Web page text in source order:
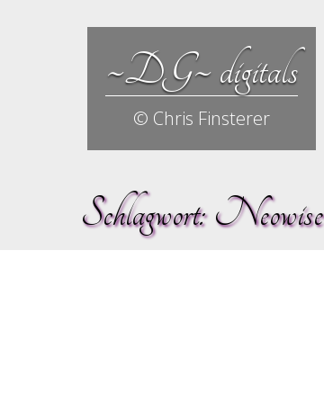
~DG~ digitals
© Chris Finsterer
Schlagwort:Neowise